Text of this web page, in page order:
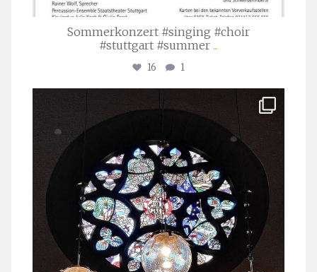
Sommerkonzert #singing #choir
#stuttgart #summer ...
16 1
Apr. 1